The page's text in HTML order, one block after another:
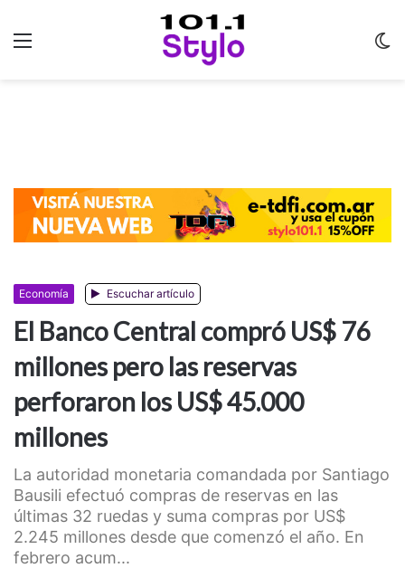
Economía Escuchar artículo
El Banco Central compró US$ 76
millones pero las reservas
perforaron los US$ 45.000
millones
La autoridad monetaria comandada por Santiago
Bausili efectuó compras de reservas en las
últimas 32 ruedas y suma compras por US$
2.245 millones desde que comenzó el año. En
febrero acum...